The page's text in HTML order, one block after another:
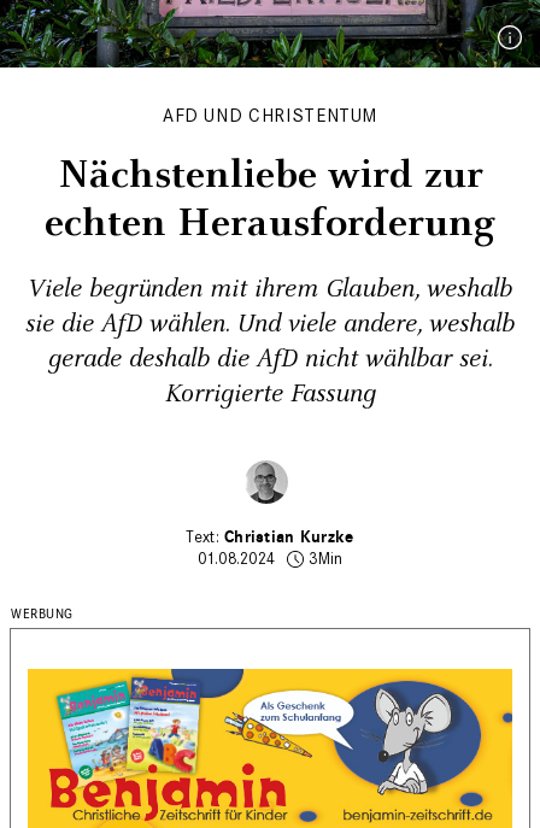
AFD UND CHRISTENTUM
Nächstenliebe wird zur
echten Herausforderung
Viele begründen mit ihrem Glauben, weshalb
sie die AfD wählen. Und viele andere, weshalb
gerade deshalb die AfD nicht wählbar sei.
Korrigierte Fassung
Christian Kurzke
01.08.2024
3Min